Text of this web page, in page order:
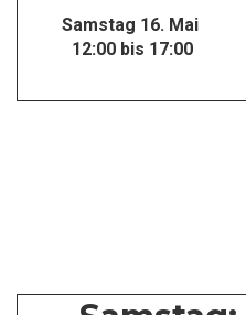
Samstag 16. Mai
12:00 bis 17:00